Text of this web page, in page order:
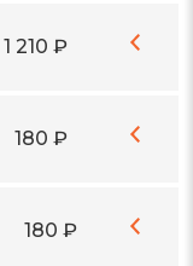
1 210 ₽
180 ₽
180 ₽